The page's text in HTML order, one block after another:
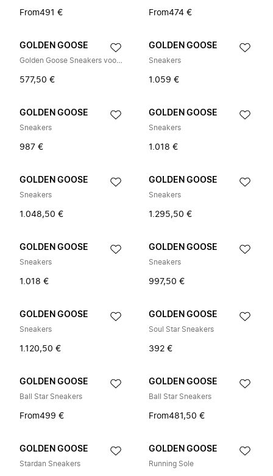
From491 € From474 €
GOLDEN GOOSE
Golden Goose Sneakers voor heren
577,50 €
GOLDEN GOOSE
Sneakers
1.059 €
GOLDEN GOOSE
Sneakers
987 €
GOLDEN GOOSE
Sneakers
1.018 €
GOLDEN GOOSE
Sneakers
1.048,50 €
GOLDEN GOOSE
Sneakers
1.295,50 €
GOLDEN GOOSE
Sneakers
1.018 €
GOLDEN GOOSE
Sneakers
997,50 €
GOLDEN GOOSE
Sneakers
1.120,50 €
GOLDEN GOOSE
Soul Star Sneakers
392 €
GOLDEN GOOSE
Ball Star Sneakers
From499 €
GOLDEN GOOSE
Ball Star Sneakers
From481,50 €
GOLDEN GOOSE
Stardan Sneakers
GOLDEN GOOSE
Running Sole